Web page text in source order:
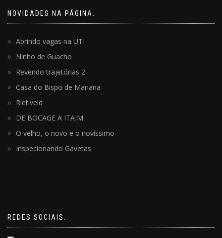
NOVIDADES NA PÁGINA:
Abrindo vagas na UTI
Ninho de Guacho
Revendo trajetórias 2
Casa do Bispo de Mariana
Rietiveld
DE BOCAGE A ITAIM
O velho, o novo e o novíssimo
Inspecionando Gavetas
REDES SOCIAIS: